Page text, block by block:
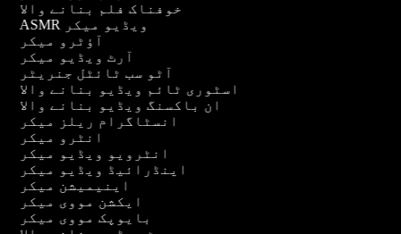
خوفناک فلم بنانے والا
ASMR ویڈیو میکر
آؤٹرو میکر
آرٹ ویڈیو میکر
آٹو سب ٹائٹل جنریٹر
اسٹوری ٹائم ویڈیو بنانے والا
ان باکسنگ ویڈیو بنانے والا
انسٹاگرام ریلز میکر
انٹرو میکر
انٹرویو ویڈیو میکر
اینڈرائیڈ ویڈیو میکر
اینیمیشن میکر
ایکشن مووی میکر
بایوپک مووی میکر